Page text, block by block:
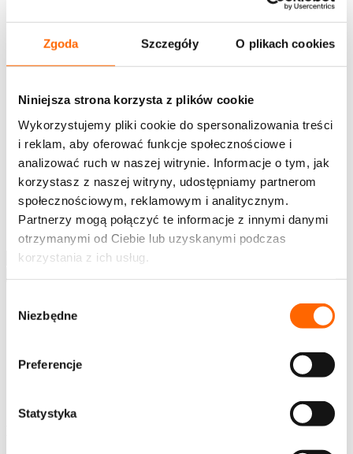
Zgoda Szczegóły O plikach cookies
Niniejsza strona korzysta z plików cookie
Wykorzystujemy pliki cookie do spersonalizowania treści
i reklam, aby oferować funkcje społecznościowe i
analizować ruch w naszej witrynie. Informacje o tym, jak
korzystasz z naszej witryny, udostępniamy partnerom
społecznościowym, reklamowym i analitycznym.
Partnerzy mogą połączyć te informacje z innymi danymi
otrzymanymi od Ciebie lub uzyskanymi podczas
korzystania z ich usług.
zgody
Niezbędne
Preferencje
Statystyka
FAQZebraliśmy wszystkie najczęściej
pojawiające się pytania w jednym miejscu
Bądź na bieżąco
Sprawdź najnowszy raport
"Trendy w rozwoju ludzi na rok 2026"
przygotowany przez eksportów House of Skills
Pobierz i daj znać, co myślisz
Pobierz i daj znać, co myślisz→
Chcesz z nami pracować?Zapraszamy do kontaktu
Napisz do nas
Strefa wiedzy